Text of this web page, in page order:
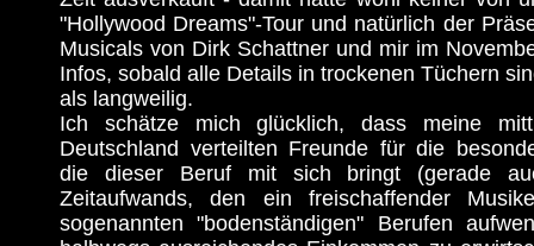
"Hollywood Dreams"-Tour und natürlich der
Musicals von Dirk Schattner und mir im
Infos, sobald alle Details in trockenen Tüchern
als langweilig.
Ich schätze mich glücklich, dass meine
Deutschland verteilten Freunde für die
die dieser Beruf mit sich bringt (gerade
Zeitaufwands, den ein freischaffender
sogenannten "bodenständigen" Berufen